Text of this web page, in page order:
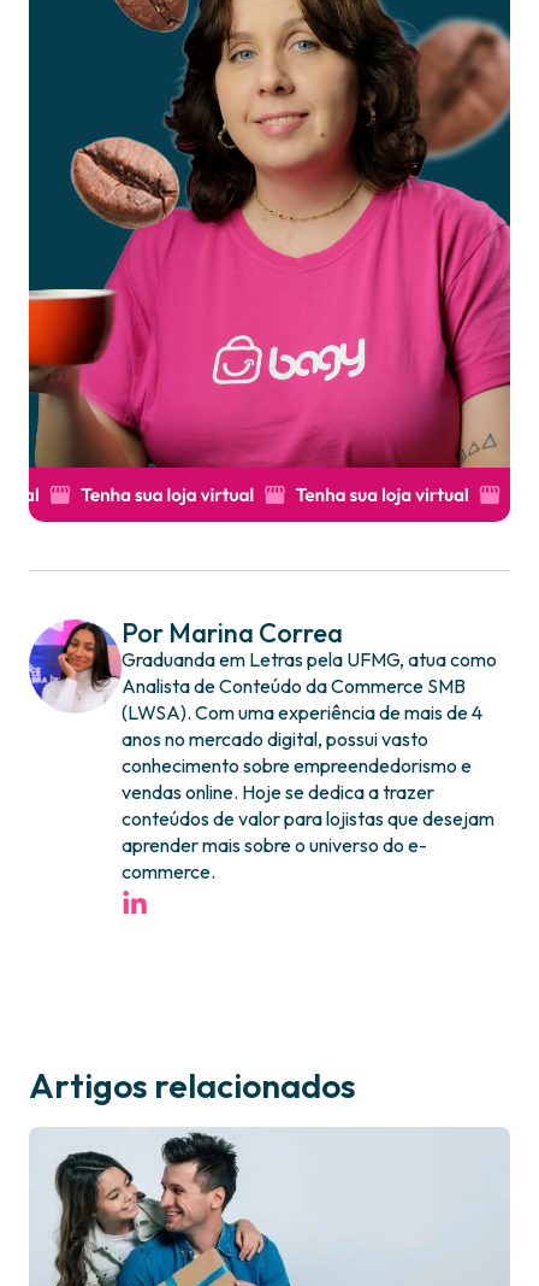
Por Marina Correa
Graduanda em Letras pela UFMG, atua como
Analista de Conteúdo da Commerce SMB
(LWSA). Com uma experiência de mais de 4
anos no mercado digital, possui vasto
conhecimento sobre empreendedorismo e
vendas online. Hoje se dedica a trazer
conteúdos de valor para lojistas que desejam
aprender mais sobre o universo do e-
commerce.
Artigos relacionados